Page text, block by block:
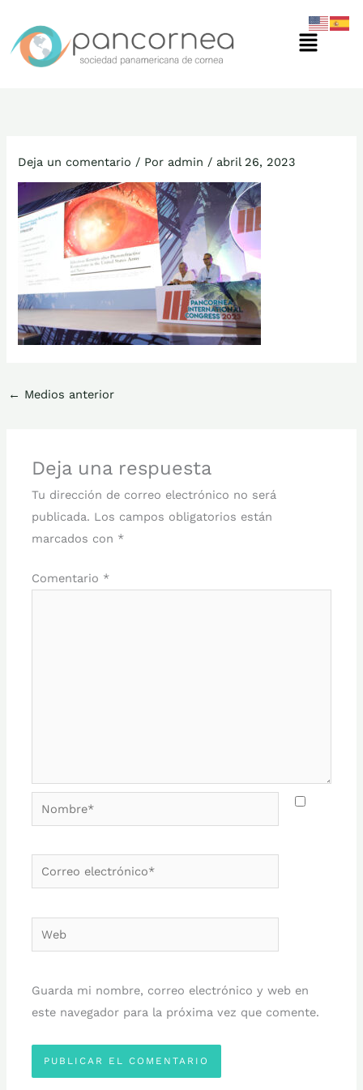
contenido
Menú
Deja un comentario / Por admin / abril 26, 2023
← Medios anterior
Deja una respuesta
Tu dirección de correo electrónico no será
publicada. Los campos obligatorios están
marcados con *
Comentario *
Nombre*
Correo
electrónico*
Web
Guarda mi nombre, correo electrónico y web en
este navegador para la próxima vez que comente.